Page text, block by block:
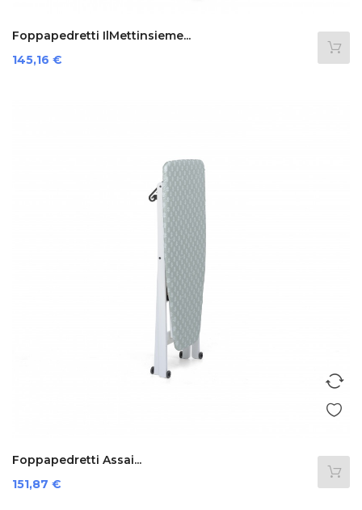
Foppapedretti IlMettinsieme...
Preis
145,16 €
Foppapedretti Assai...
Preis
151,87 €